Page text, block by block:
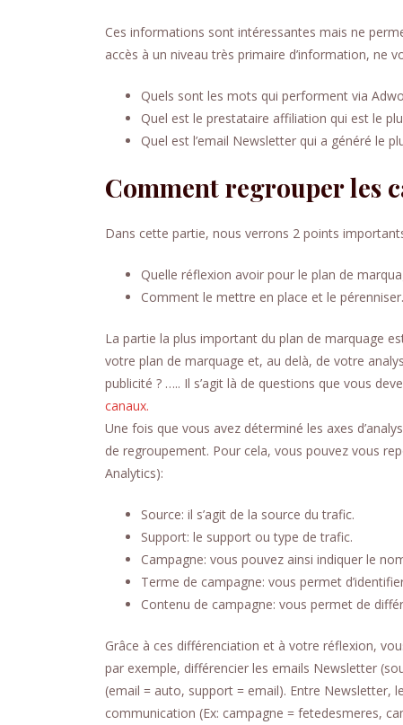
Ces informations sont intéressantes mais ne
accès à un niveau très primaire d’information, ne
Quels sont les mots qui performent via
Quel est le prestataire affiliation qui est le
Quel est l’email Newsletter qui a généré le
Comment regrouper les
Dans cette partie, nous verrons 2 points
Quelle réflexion avoir pour le plan de
Comment le mettre en place et le pérenniser.
La partie la plus important du plan de marquage
votre plan de marquage et, au delà, de votre
publicité ? ….. Il s’agit là de questions que vous
canaux.
Une fois que vous avez déterminé les axes
de regroupement. Pour cela, vous pouvez vous
Analytics):
Source: il s’agit de la source du trafic.
Support: le support ou type de trafic.
Campagne: vous pouvez ainsi indiquer le
Terme de campagne: vous permet
Contenu de campagne: vous permet de
Grâce à ces différenciation et à votre réflexion,
par exemple, différencier les emails Newsletter
(email = auto, support = email). Entre Newsletter,
communication (Ex: campagne = fetedesmeres,